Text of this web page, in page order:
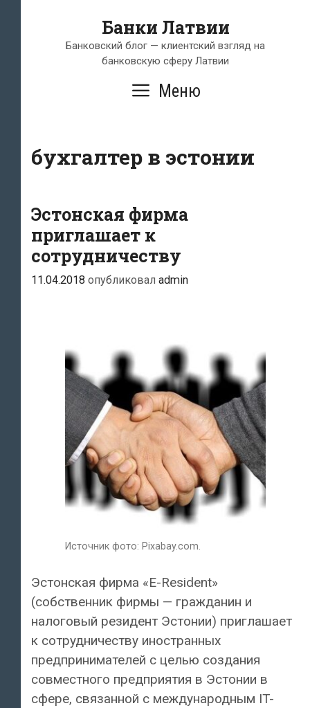
содержимому
Банки Латвии
Банковский блог — клиентский взгляд на
банковскую сферу Латвии
Меню
бухгалтер в эстонии
Эстонская фирма
приглашает к
сотрудничеству
11.04.2018 опубликовал admin
Источник фото: Pixabay.com.
Эстонская фирма «E-Resident»
(собственник фирмы — гражданин и
налоговый резидент Эстонии) приглашает
к сотрудничеству иностранных
предпринимателей с целью создания
совместного предприятия в Эстонии в
сфере, связанной с международным IT-